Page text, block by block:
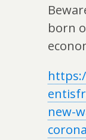
born
new-